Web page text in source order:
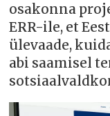
osakonna
ERR-ile, et
ülevaade,
abi saamisel